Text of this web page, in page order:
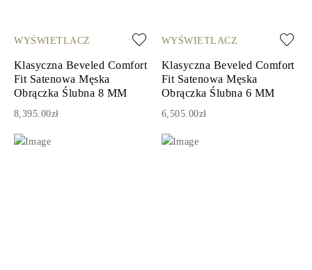
WYŚWIETLACZ
Klasyczna Beveled Comfort
Fit Satenowa Męska
Obrączka Ślubna 8 MM
8,395.00zł
WYŚWIETLACZ
Klasyczna Beveled Comfort
Fit Satenowa Męska
Obrączka Ślubna 6 MM
6,505.00zł